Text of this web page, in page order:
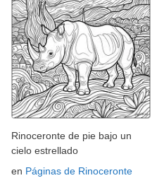
Rinoceronte de pie bajo un
cielo estrellado
en Páginas de Rinoceronte